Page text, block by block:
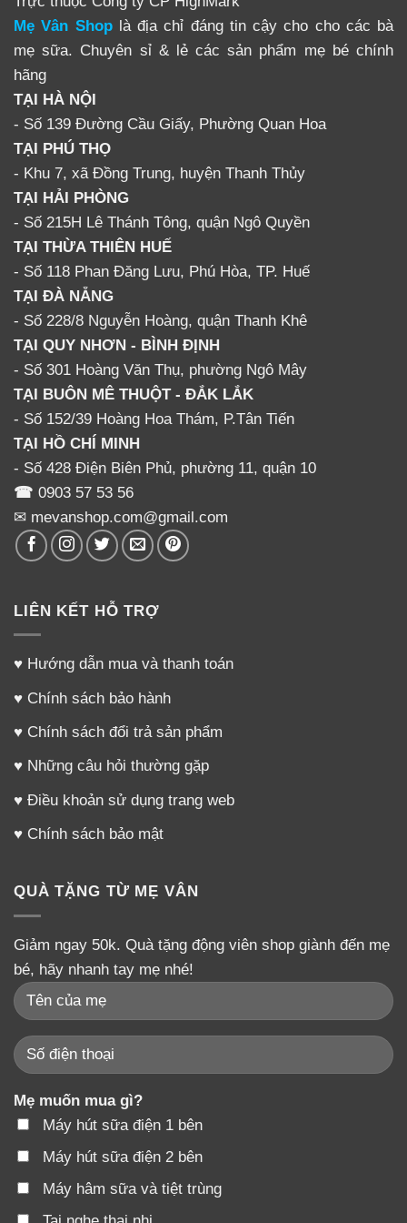
BPA.
– Chế độ hút sữa mô phỏng như việc cho trẻ bú (chu kỳ
hút: hút – nhả – nghỉ). Hút sữa rất tự nhiên và đều đặn.
– Động cơ hút nhẹ nhàng, êm ái. Có thể điều chỉnh
được áp lực hút với 7 mức độ hút sữa.
– Thiết kế kiểu dáng trang nhã trọng lượn gọn nhẹ
(0,4kg), dễ mang khi chuyển.
– Giải quyết các vấn đề về sữa như căng tức sữa, tắc
tia sữa, …
– Được trang bị màn hình điện tử LED, có thể dễ dàng
hút sữa trong đêm.
– Vừa có thể sử dụng bằng điện hoặc bằng pin rất tiện
lợi.
– Có thể chuyển đổi thành máy hút tay nếu khi mua
thêm tay cầm
– Thiết kế cải tiến, đầu hút chân không bố trí cao hơn
miệng phễu chụp. Có hệ thống ngăn cách sữa mẹ và
đồng thời ngăn sữa mẹ lọt vào máy gây cháy motor.
– Đáp ứng các tiêu chuẩn quốc tế: Tiêu chuẩn ISO
(European Conformance), Tiêu chuẩn chất lượng an
toàn của Mỹ UL (Underwriters Laboratories)
Unimom
si, Gyeonggi-do, 18102, KOREA
FAX: +82-31-372-6782
Sản phẩm hiện có bán trên toàn quốc – Mẹ
Vân Shop 0903575356
Miền Bắc: Hà Nội, Hải Phòng, Bắc Ninh, Phú Thọ, Thái
Giang, Lai Châu, Cao Bằng, Hà Giang, Hà Nam, Hải
Dương, Hưng Yên, Lạng Sơn, Vĩnh Phúc, Tuyên
Quang, Yên Bái, Bắc Kạn, Nam Định
Miền Trung – Tây Nguyên:
Quảng Bình, Quảng Trị, Huế, Gia Lai, Đắc Lắc, Kon
Mẹ Vân Shoplà địa chỉ đáng tin cậy cho cho các bà
mẹ sữa. Chuyên sỉ & lẻ các sản phẩm mẹ bé chính
hãng
TẠI HÀ NỘI
- Số 139 Đường Cầu Giấy, Phường Quan Hoa
TẠI PHÚ THỌ
- Khu 7, xã Đồng Trung, huyện Thanh Thủy
TẠI HẢI PHÒNG
- Số 215H Lê Thánh Tông, quận Ngô Quyền
TẠI THỪA THIÊN HUẾ
- Số 118 Phan Đăng Lưu, Phú Hòa, TP. Huế
TẠI ĐÀ NẴNG
- Số 228/8 Nguyễn Hoàng, quận Thanh Khê
TẠI QUY NHƠN - BÌNH ĐỊNH
- Số 301 Hoàng Văn Thụ, phường Ngô Mây
TẠI BUÔN MÊ THUỘT - ĐẮK LẮK
- Số 152/39 Hoàng Hoa Thám, P.Tân Tiến
TẠI HỒ CHÍ MINH
- Số 428 Điện Biên Phủ, phường 11, quận 10
☎ 0903 57 53 56
✉ mevanshop.com@gmail.com
LIÊN KẾT HỖ TRỢ
♥ Hướng dẫn mua và thanh toán
♥ Chính sách bảo hành
♥ Chính sách đổi trả sản phẩm
♥ Những câu hỏi thường gặp
♥ Điều khoản sử dụng trang web
♥ Chính sách bảo mật
QUÀ TẶNG TỪ MẸ VÂN
Giảm ngay 50k. Quà tặng động viên shop giành đến mẹ
bé, hãy nhanh tay mẹ nhé!
Mẹ muốn mua gì?
Máy hút sữa điện 1 bên
Máy hút sữa điện 2 bên
Máy hâm sữa và tiệt trùng